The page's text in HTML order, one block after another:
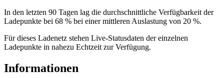
In den letzten 90 Tagen lag die durchschnittliche Verfügbarkeit der
Ladepunkte bei 68 % bei einer mittleren Auslastung von 20 %.
Für dieses Ladenetz stehen Live-Statusdaten der einzelnen
Ladepunkte in nahezu Echtzeit zur Verfügung.
Informationen